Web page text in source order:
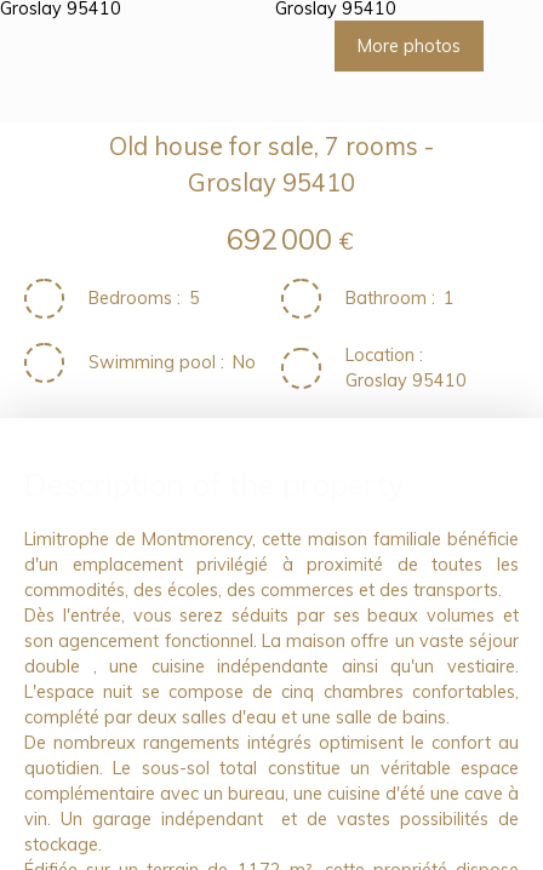
More photos
Old house for sale, 7 rooms -
Groslay 95410
692 000 €
Bedrooms : 5 Bathroom : 1
Swimming pool : No Location :
Groslay 95410
Limitrophe de Montmorency, cette maison familiale bénéficie
d'un emplacement privilégié à proximité de toutes les
commodités, des écoles, des commerces et des transports.
Dès l'entrée, vous serez séduits par ses beaux volumes et
son agencement fonctionnel. La maison offre un vaste séjour
double , une cuisine indépendante ainsi qu'un vestiaire.
L'espace nuit se compose de cinq chambres confortables,
complété par deux salles d'eau et une salle de bains.
De nombreux rangements intégrés optimisent le confort au
quotidien. Le sous-sol total constitue un véritable espace
complémentaire avec un bureau, une cuisine d'été une cave à
vin. Un garage indépendant et de vastes possibilités de
stockage.